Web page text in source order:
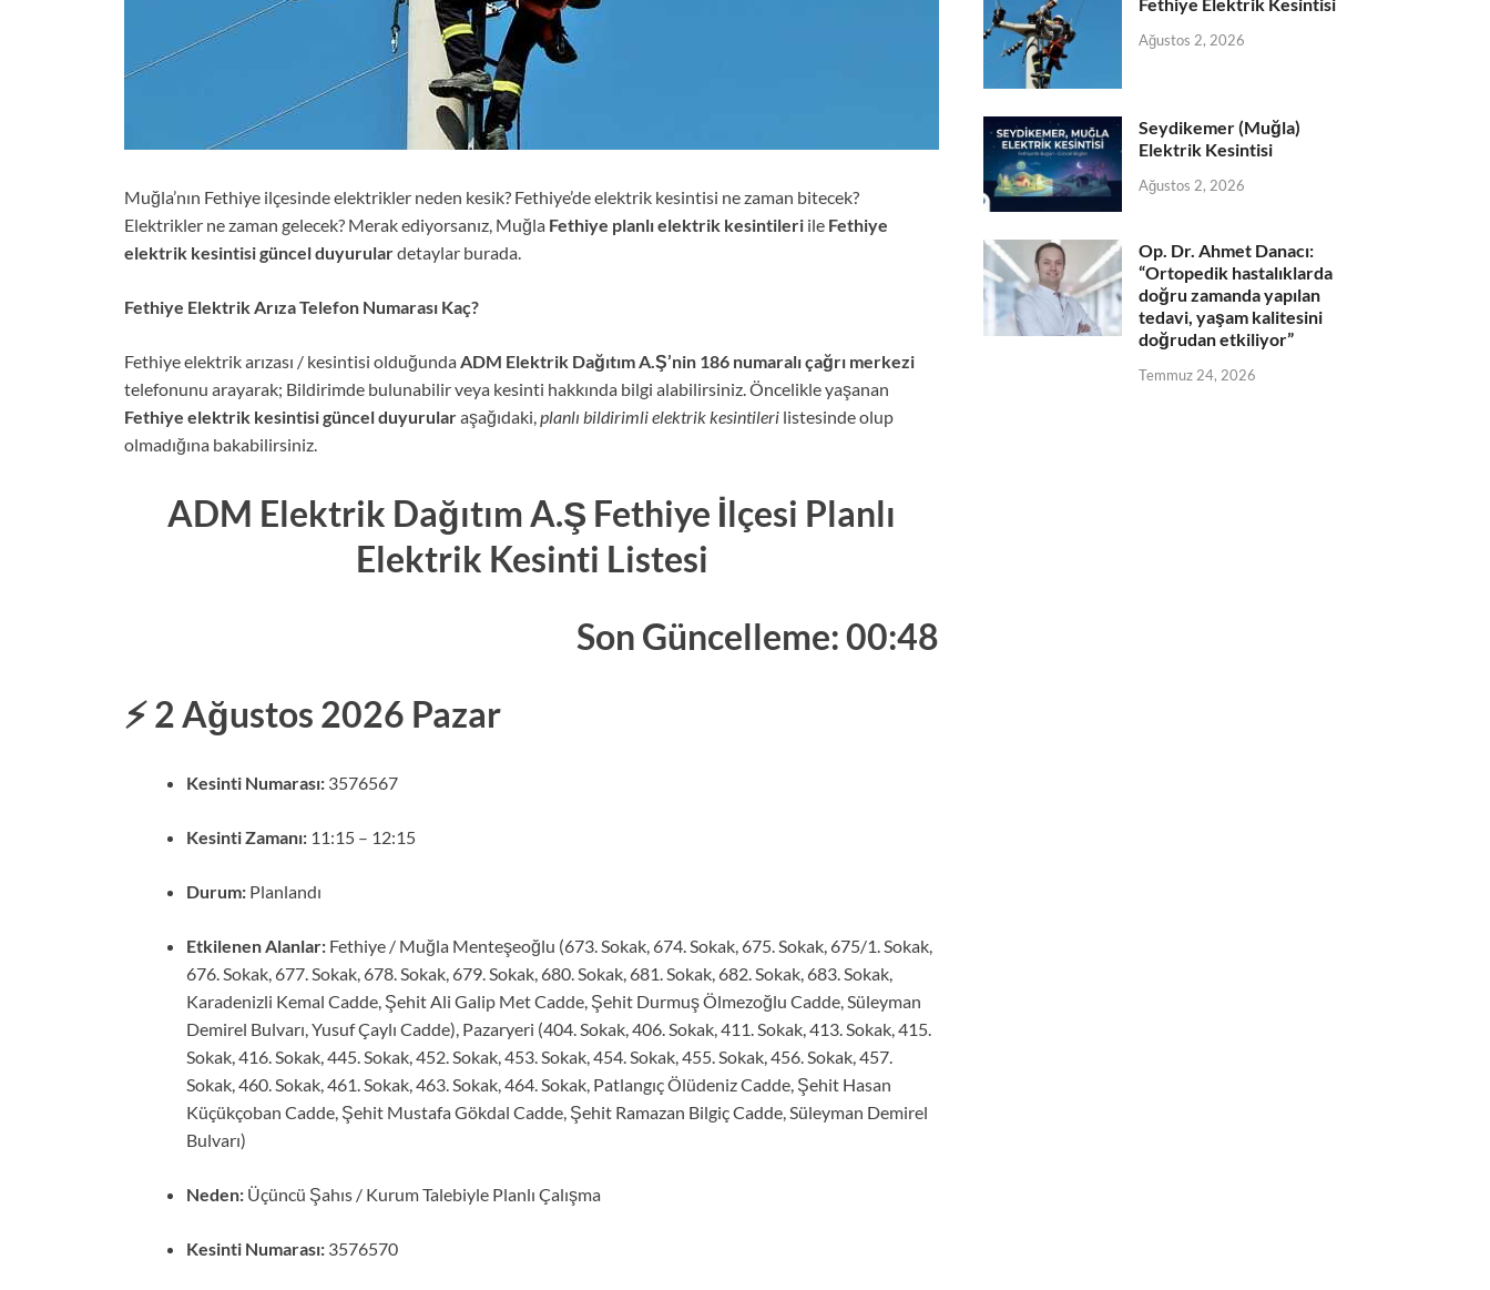
Muğla’nın Fethiye ilçesinde elektrikler neden kesik? Fethiye’de elektrik kesintisi ne zaman bitecek?
Elektrikler ne zaman gelecek? Merak ediyorsanız, Muğla Fethiye planlı elektrik kesintileri ile Fethiye
elektrik kesintisi güncel duyurulardetaylar burada.
Fethiye Elektrik Arıza Telefon Numarası Kaç?
Fethiye elektrik arızası / kesintisi olduğundaADM Elektrik Dağıtım A.Ş’nin 186 numaralı çağrı merkezi
telefonunu arayarak; Bildirimde bulunabilir veya kesinti hakkında bilgi alabilirsiniz. Öncelikle yaşanan
Fethiye elektrik kesintisi güncel duyurularaşağıdaki,planlı bildirimli elektrik kesintileri listesinde olup
olmadığına bakabilirsiniz.
ADM Elektrik Dağıtım A.Ş Fethiye İlçesi Planlı
Elektrik Kesinti Listesi
Son Güncelleme: 00:48
⚡ 2 Ağustos 2026 Pazar
Kesinti Numarası: 3576567
Kesinti Zamanı: 11:15 – 12:15
Durum: Planlandı
Etkilenen Alanlar: Fethiye / Muğla Menteşeoğlu (673. Sokak, 674. Sokak, 675. Sokak, 675/1. Sokak,
676. Sokak, 677. Sokak, 678. Sokak, 679. Sokak, 680. Sokak, 681. Sokak, 682. Sokak, 683. Sokak,
Karadenizli Kemal Cadde, Şehit Ali Galip Met Cadde, Şehit Durmuş Ölmezoğlu Cadde, Süleyman
Demirel Bulvarı, Yusuf Çaylı Cadde), Pazaryeri (404. Sokak, 406. Sokak, 411. Sokak, 413. Sokak, 415.
Sokak, 416. Sokak, 445. Sokak, 452. Sokak, 453. Sokak, 454. Sokak, 455. Sokak, 456. Sokak, 457.
Sokak, 460. Sokak, 461. Sokak, 463. Sokak, 464. Sokak, Patlangıç Ölüdeniz Cadde, Şehit Hasan
Küçükçoban Cadde, Şehit Mustafa Gökdal Cadde, Şehit Ramazan Bilgiç Cadde, Süleyman Demirel
Bulvarı)
Neden: Üçüncü Şahıs / Kurum Talebiyle Planlı Çalışma
Kesinti Numarası: 3576570
Ağustos 2, 2026
Seydikemer (Muğla)
Elektrik Kesintisi
Ağustos 2, 2026
Op. Dr. Ahmet Danacı:
“Ortopedik hastalıklarda
doğru zamanda yapılan
tedavi, yaşam kalitesini
doğrudan etkiliyor”
Temmuz 24, 2026